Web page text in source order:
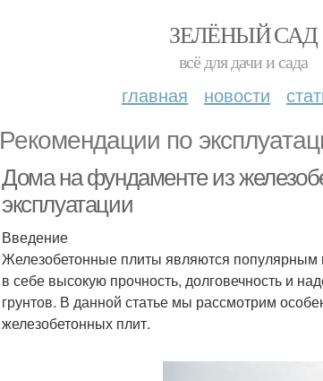
ЗЕЛЁНЫЙ САД
всё для дачи и сада
главная новости
Рекомендации по
Дома на фундаменте из
эксплуатации
Введение
Железобетонные плиты являются популярным
в себе высокую прочность, долговечность и
грунтов. В данной статье мы рассмотрим
железобетонных плит.